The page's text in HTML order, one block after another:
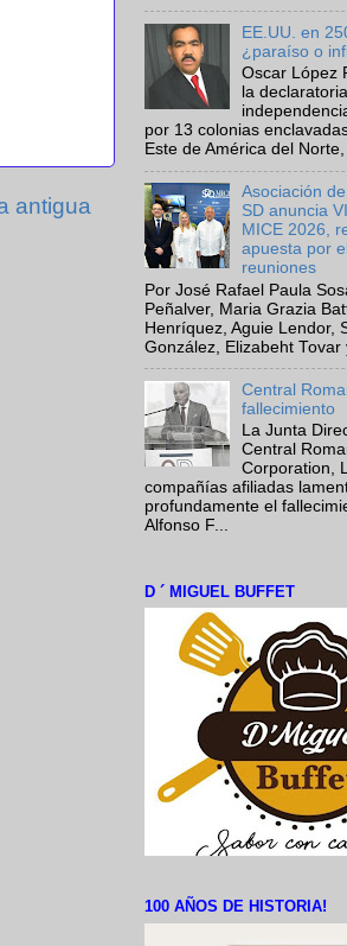
antigua
EE.UU. en
¿paraíso o
Oscar López
la
por 13 colonias
Este de América del
Asociación
SD anuncia
MICE 2026,
apuesta por
reuniones
Por José Rafael Paula
Peñalver, Maria Grazia
Henríquez, Aguie Lendor,
González, Elizabeht Tovar
Central
fallecimiento
La Junta
Central
Corporation,
compañías afiliadas
profundamente el
Alfonso F...
D ´ MIGUEL BUFFET
100 AÑOS DE HISTORIA!